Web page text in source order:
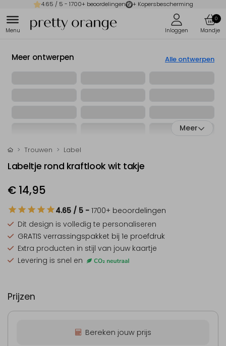
4.65 / 5 - 1700+ beoordelingen + Kopersbescherming
0
Meer ontwerpen Alle ontwerpen
Meer
Trouwen Label
Labeltje rond kraftlook wit takje
€ 14,95
4.65 / 5 - 1700+ beoordelingen
Dit design is volledig te personaliseren
GRATIS verrassingspakket bij 1e proefdruk
Extra producten in stijl van jouw kaartje
Levering is snel en
Prijzen
Bereken jouw prijs